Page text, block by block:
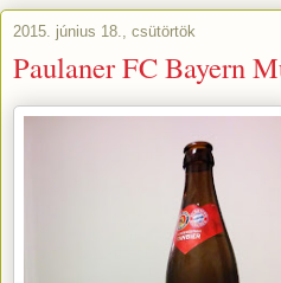
2015. június 18., csütörtök
Paulaner FC Bayern